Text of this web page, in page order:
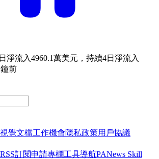
淨流入4960.1萬美元，持續4日淨流入
前
視覺文檔工作機會隱私政策用戶協議
RSS訂閱申請專欄工具導航PANews Skill